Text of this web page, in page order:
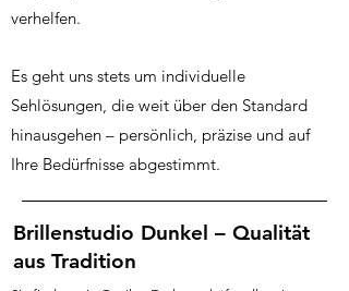
verhelfen.
Es geht uns stets um individuelle
Sehlösungen, die weit über den Standard
hinausgehen – persönlich, präzise und auf
Ihre Bedürfnisse abgestimmt.
Brillenstudio Dunkel – Qualität
aus Tradition